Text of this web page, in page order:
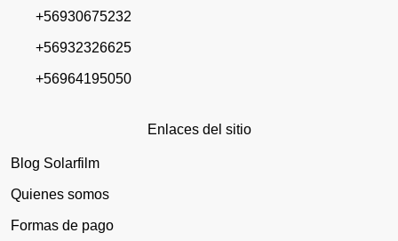
+56930675232
+56932326625
+56964195050
Enlaces del sitio
Blog Solarfilm
Quienes somos
Formas de pago